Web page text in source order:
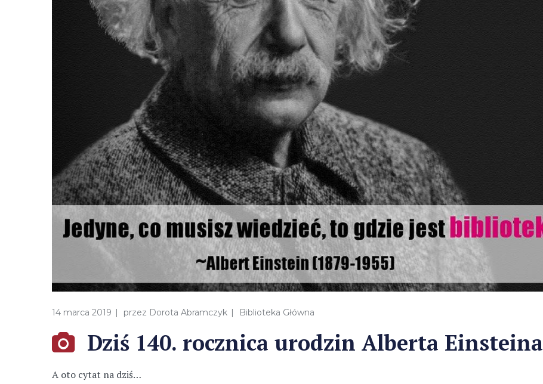
14 marca 2019 przez Dorota Abramczyk Biblioteka Główna
Dziś 140. rocznica urodzin Alberta Einsteina
A oto cytat na dziś…